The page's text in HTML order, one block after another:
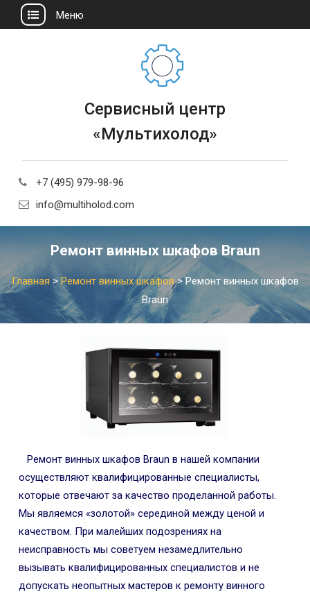
Меню
Сервисный центр
«Мультихолод»
+7 (495) 979-98-96
info@multiholod.com
Ремонт винных шкафов Braun
Главная> Ремонт винных шкафов>Ремонт винных шкафов
Braun
Ремонт винных шкафов Braun в нашей компании
осуществляют квалифицированные специалисты,
которые отвечают за качество проделанной работы.
Мы являемся «золотой» серединой между ценой и
качеством. При малейших подозрениях на
неисправность мы советуем незамедлительно
вызывать квалифицированных специалистов и не
допускать неопытных мастеров к ремонту винного